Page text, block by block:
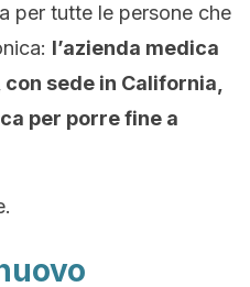
per tutte le persone che
l’azienda medica
con sede in California,
per porre fine a